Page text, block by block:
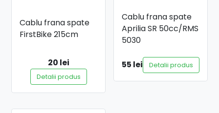
Cablu frana spate
FirstBike 215cm
20 lei
Detalii produs
Cablu frana spate
Aprilia SR 50cc/RMS
5030
55 lei Detalii produs